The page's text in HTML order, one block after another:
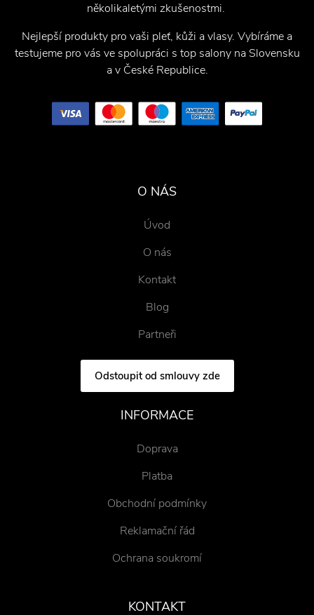
několikaletými zkušenostmi.
Nejlepší produkty pro vaši pleť, kůži a vlasy. Vybíráme a
testujeme pro vás ve spolupráci s top salony na Slovensku
a v České Republice.
O NÁS
Úvod
O nás
Kontakt
Blog
Partneři
Odstoupit od smlouvy zde
INFORMACE
Doprava
Platba
Obchodní podmínky
Reklamační řád
Ochrana soukromí
KONTAKT